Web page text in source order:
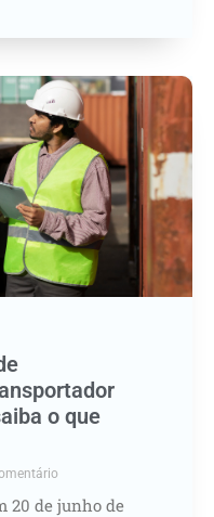
o que
20 de junho de